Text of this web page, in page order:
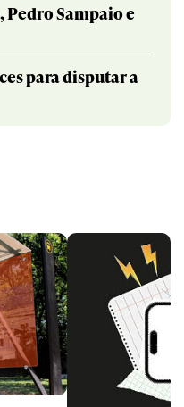
Sampaio e
para disputar a